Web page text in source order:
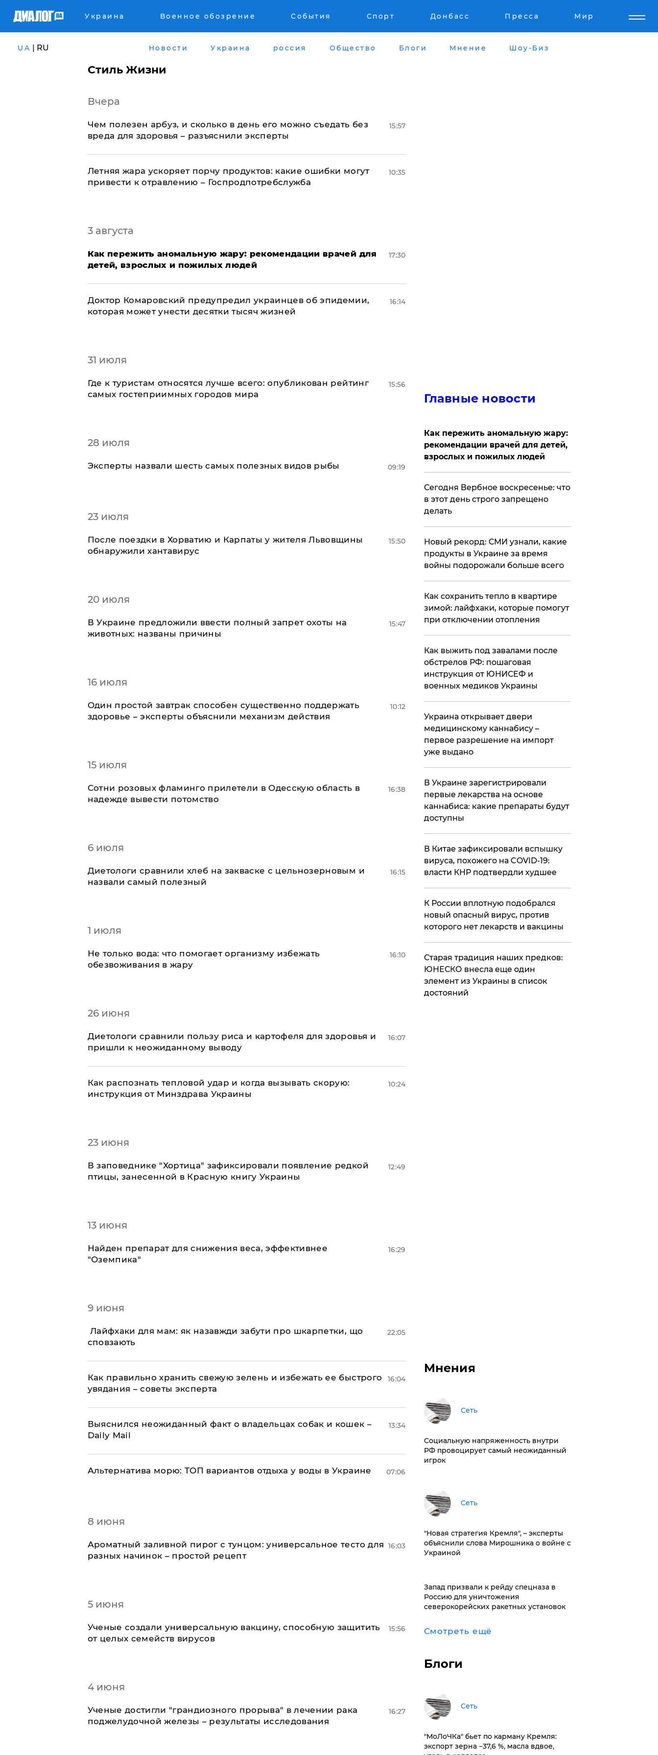
Украина Военное обозрение События Спорт Донбасс Пресса Мир
UA | RU Новости Украина россия Общество Блоги Мнение Шоу-Биз
Стиль Жизни
Вчера
Чем полезен арбуз, и сколько в день его можно съедать без
вреда для здоровья – разъяснили эксперты
15:57
Летняя жара ускоряет порчу продуктов: какие ошибки могут
привести к отравлению – Госпродпотребслужба
10:35
3 августа
Как пережить аномальную жару: рекомендации врачей для
детей, взрослых и пожилых людей
17:30
Доктор Комаровский предупредил украинцев об эпидемии,
которая может унести десятки тысяч жизней
16:14
31 июля
Где к туристам относятся лучше всего: опубликован рейтинг
самых гостеприимных городов мира
15:56
28 июля
Эксперты назвали шесть самых полезных видов рыбы 09:19
23 июля
После поездки в Хорватию и Карпаты у жителя Львовщины
обнаружили хантавирус
15:50
20 июля
В Украине предложили ввести полный запрет охоты на
животных: названы причины
15:47
16 июля
Один простой завтрак способен существенно поддержать
здоровье – эксперты объяснили механизм действия
10:12
15 июля
Сотни розовых фламинго прилетели в Одесскую область в
надежде вывести потомство
16:38
6 июля
Диетологи сравнили хлеб на закваске с цельнозерновым и
назвали самый полезный
16:15
1 июля
Не только вода: что помогает организму избежать
обезвоживания в жару
16:10
26 июня
Диетологи сравнили пользу риса и картофеля для здоровья и
пришли к неожиданному выводу
16:07
Как распознать тепловой удар и когда вызывать скорую:
инструкция от Минздрава Украины
10:24
23 июня
В заповеднике "Хортица" зафиксировали появление редкой
птицы, занесенной в Красную книгу Украины
12:49
13 июня
Найден препарат для снижения веса, эффективнее
"Оземпика"
16:29
9 июня
​ Лайфхаки для мам: як назавжди забути про шкарпетки, що
сповзають
22:05
Как правильно хранить свежую зелень и избежать ее быстрого
увядания – советы эксперта
16:04
Выяснился неожиданный факт о владельцах собак и кошек –
Daily Mail
13:34
Альтернатива морю: ТОП вариантов отдыха у воды в Украине 07:06
8 июня
Ароматный заливной пирог с тунцом: универсальное тесто для
разных начинок – простой рецепт
16:03
5 июня
Ученые создали универсальную вакцину, способную защитить
от целых семейств вирусов
15:56
4 июня
Ученые достигли "грандиозного прорыва" в лечении рака
поджелудочной железы – результаты исследования
16:27
Главные новости
Как пережить аномальную жару:
рекомендации врачей для детей,
взрослых и пожилых людей
​Сегодня Вербное воскресенье: что
в этот день строго запрещено
делать
Новый рекорд: СМИ узнали, какие
продукты в Украине за время
войны подорожали больше всего
​Как сохранить тепло в квартире
зимой: лайфхаки, которые помогут
при отключении отопления
Как выжить под завалами после
обстрелов РФ: пошаговая
инструкция от ЮНИСЕФ и
военных медиков Украины
Украина открывает двери
медицинскому каннабису –
первое разрешение на импорт
уже выдано
В Украине зарегистрировали
первые лекарства на основе
каннабиса: какие препараты будут
доступны
В Китае зафиксировали вспышку
вируса, похожего на COVID-19:
власти КНР подтвердли худшее
К России вплотную подобрался
новый опасный вирус, против
которого нет лекарств и вакцины
​Старая традиция наших предков:
ЮНЕСКО внесла еще один
элемент из Украины в список
достояний
Мнения
Сеть
Социальную напряженность внутри
РФ провоцирует самый неожиданный
игрок
Сеть
"Новая стратегия Кремля", – эксперты
объяснили слова Мирошника о войне с
Украиной
Запад призвали к рейду спецназа в
Россию для уничтожения
северокорейских ракетных установок
Смотреть ещё
Блоги
Сеть
​"МоЛоЧКа" бьет по карману Кремля:
экспорт зерна −37,6 %, масла вдвое,